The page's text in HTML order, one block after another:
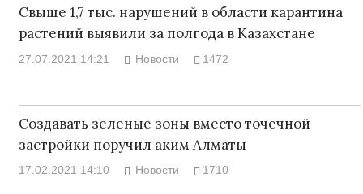
Свыше 1,7 тыс. нарушений в области карантина
растений выявили за полгода в Казахстане
27.07.2021 14:21 Новости 1472
Создавать зеленые зоны вместо точечной
застройки поручил аким Алматы
17.02.2021 14:10 Новости 1710